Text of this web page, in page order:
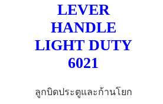
LEVER
HANDLE
LIGHT DUTY
6021
ลูกบิดประตูและก้านโยก